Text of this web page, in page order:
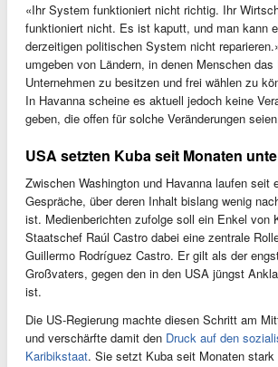
«Ihr System funktioniert nicht richtig. Ihr
funktioniert nicht. Es ist kaputt, und man kann
derzeitigen politischen System nicht
umgeben von Ländern, in denen Menschen
Unternehmen zu besitzen und frei wählen zu
In Havanna scheine es aktuell jedoch keine
geben, die offen für solche Veränderungen
USA setzten Kuba seit Monaten
Zwischen Washington und Havanna laufen seit
Gespräche, über deren Inhalt bislang wenig
ist. Medienberichten zufolge soll ein Enkel von
Staatschef Raúl Castro dabei eine zentrale
Guillermo Rodríguez Castro. Er gilt als der
Großvaters, gegen den in den USA jüngst
ist.
Die US-Regierung machte diesen Schritt am
und verschärfte damit den Druck auf den
Karibikstaat. Sie setzt Kuba seit Monaten stark